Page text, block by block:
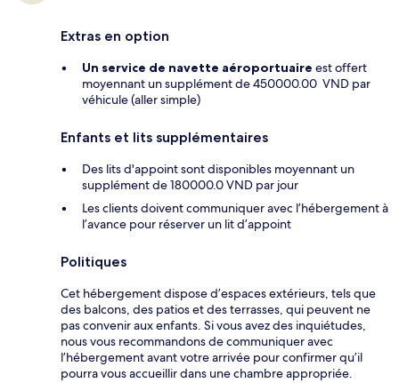
Extras en option
Un service de navette aéroportuaire est offert
moyennant un supplément de 450000.00 VND par
véhicule (aller simple)
Enfants et lits supplémentaires
Des lits d'appoint sont disponibles moyennant un
supplément de 180000.0 VND par jour
Les clients doivent communiquer avec l’hébergement à
l’avance pour réserver un lit d’appoint
Politiques
Cet hébergement dispose d’espaces extérieurs, tels que
des balcons, des patios et des terrasses, qui peuvent ne
pas convenir aux enfants. Si vous avez des inquiétudes,
nous vous recommandons de communiquer avec
l’hébergement avant votre arrivée pour confirmer qu’il
pourra vous accueillir dans une chambre appropriée.